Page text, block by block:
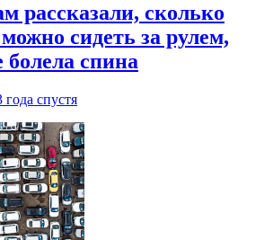
рассказали, сколько
сидеть за рулем,
спина
года спустя